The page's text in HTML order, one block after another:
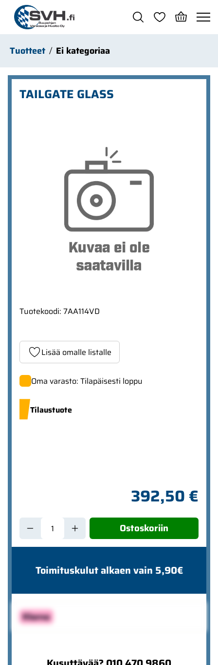
Siirry pääsisältöön
Tuotteet Ei kategoriaa
TAILGATE GLASS
Tuotekoodi: 7AA114VD
Lisää omalle listalle
Oma varasto: Tilapäisesti loppu
Tilaustuote
392,50 €
Ostoskoriin
Toimituskulut alkaen vain 5,90€